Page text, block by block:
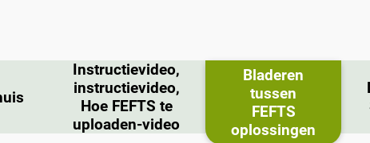
Instructievideo,
instructievideo,
Hoe FEFTS te
uploaden-video
Bladeren
tussen
FEFTS
oplossingen